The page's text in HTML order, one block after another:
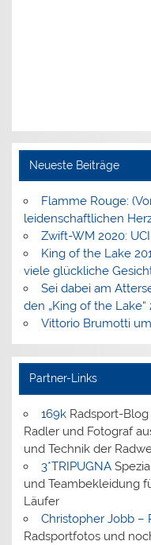
Neueste Beiträge
Flamme Rouge:
leidenschaftlichen
Zwift-WM 2020:
King of the Lake
viele glückliche
Sei dabei am
den „King of the Lake“
Vittorio Brumotti
Partner-Links
169kRadsport-
Radler und Fotograf
und Technik der
3*TRIPUGNA
und Teambekleidung
Läufer
Christopher Jobb –
Radsportfotos und